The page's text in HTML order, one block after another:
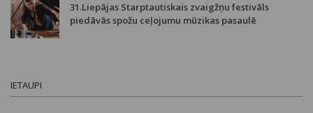
31.Liepājas Starptautiskais zvaigžņu festivāls
piedāvās spožu ceļojumu mūzikas pasaulē
IETAUPI